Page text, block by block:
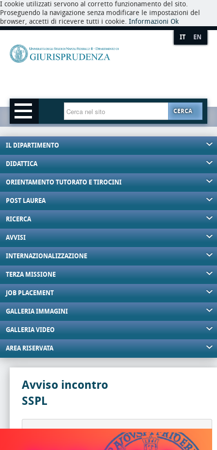
I cookie utilizzati servono al corretto funzionamento del sito.
Proseguendo la navigazione senza modificare le impostazioni del
browser, accetti di ricevere tutti i cookie. Informazioni Ok
IT EN
CERCA
IL DIPARTIMENTO
DIDATTICA
ORIENTAMENTO TUTORATO E TIROCINI
POST LAUREA
RICERCA
AVVISI
INTERNAZIONALIZZAZIONE
TERZA MISSIONE
JOB PLACEMENT
GALLERIA IMMAGINI
GALLERIA VIDEO
AREA RISERVATA
Avviso incontro
SSPL